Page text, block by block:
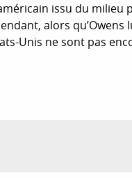
issu du milieu
alors qu’Owens
Unis ne sont pas